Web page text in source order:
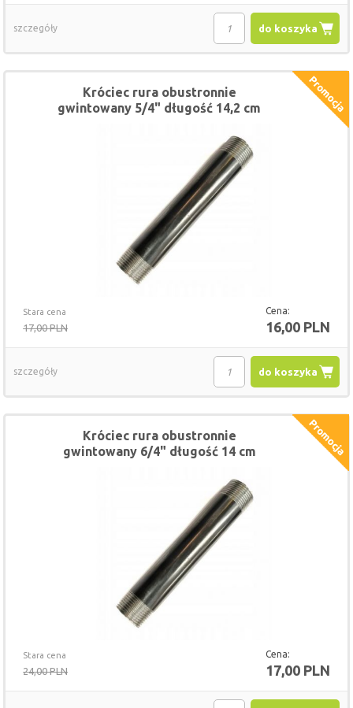
do koszyka
szczegóły
Stara cena
17,00 PLN
Cena:
16,00 PLN
Króciec rura obustronnie
gwintowany 5/4" długość 14,2 cm
do koszyka
szczegóły
Stara cena
24,00 PLN
Cena:
17,00 PLN
Króciec rura obustronnie
gwintowany 6/4" długość 14 cm